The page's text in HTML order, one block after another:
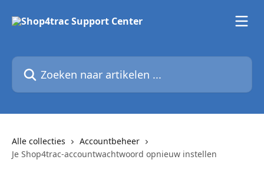
Zoeken naar artikelen ...
Alle collecties
Accountbeheer
Je Shop4trac-accountwachtwoord opnieuw instellen